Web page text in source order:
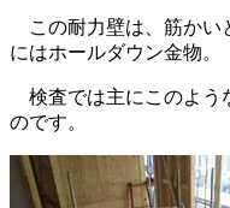
この耐力壁は、筋かい
にはホールダウン金物。
検査では主にこのよう
のです。